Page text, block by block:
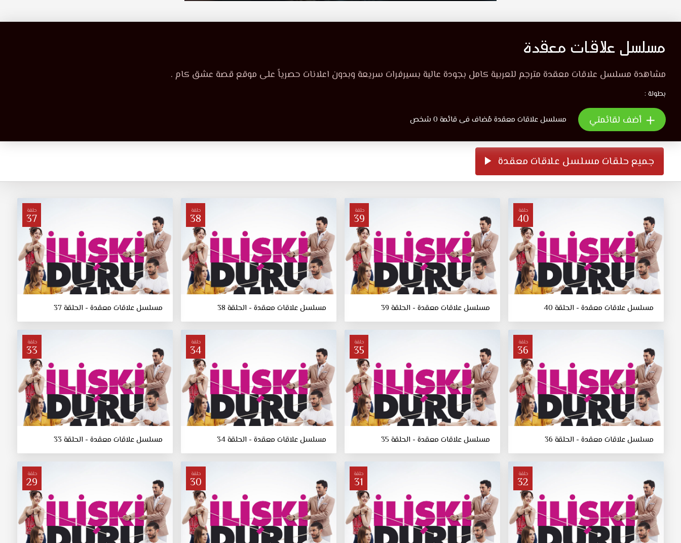
مسلسل علاقات معقدة
مشاهدة مسلسل علاقات معقدة مترجم للعربية كامل بجودة عالية بسيرفرات سريعة وبدون اعلانات حصرياً على موقع قصة عشق كام .
بطولة :
أضف لقائمتي مسلسل علاقات معقدة مُضاف فى قائمة 0 شخص
جميع حلقات مسلسل علاقات معقدة
حلقة
40
مسلسل علاقات معقدة - الحلقة 40
حلقة
39
مسلسل علاقات معقدة - الحلقة 39
حلقة
38
مسلسل علاقات معقدة - الحلقة 38
حلقة
37
مسلسل علاقات معقدة - الحلقة 37
حلقة
36
مسلسل علاقات معقدة - الحلقة 36
حلقة
35
مسلسل علاقات معقدة - الحلقة 35
حلقة
34
مسلسل علاقات معقدة - الحلقة 34
حلقة
33
مسلسل علاقات معقدة - الحلقة 33
حلقة
32
حلقة
31
حلقة
30
حلقة
29